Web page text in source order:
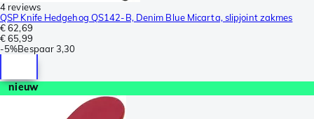
4 reviews
QSP Knife Hedgehog QS142-B, Denim Blue Micarta, slipjoint zakmes
€ 62,69
€ 65,99
-5%Bespaar3,30
nieuw